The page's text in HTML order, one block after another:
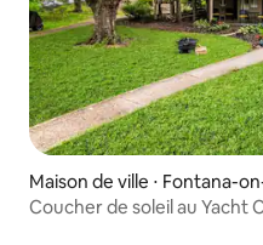
Maison de ville ⋅ Fontana-
Coucher de soleil au Yacht